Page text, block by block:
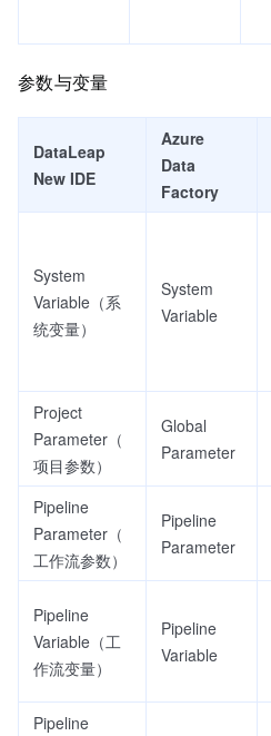
参数与变量
DataLeap
New IDE
Azure
Data
Factory
System
Variable（系
统变量）
System
Variable
Project
Parameter（
项目参数）
Global
Parameter
Pipeline
Parameter（
工作流参数）
Pipeline
Parameter
Pipeline
Variable（工
作流变量）
Pipeline
Variable
Pipeline